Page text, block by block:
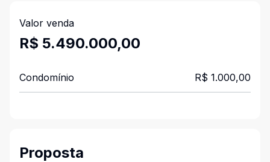
Valor venda
R$ 5.490.000,00
Condomínio R$ 1.000,00
Proposta